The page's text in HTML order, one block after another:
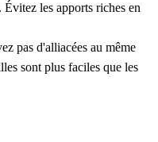
les apports riches en
pas d'alliacées au même
sont plus faciles que les